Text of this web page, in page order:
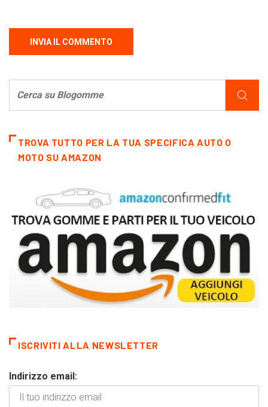
TROVA TUTTO PER LA TUA SPECIFICA AUTO O
MOTO SU AMAZON
ISCRIVITI ALLA NEWSLETTER
Indirizzo email: